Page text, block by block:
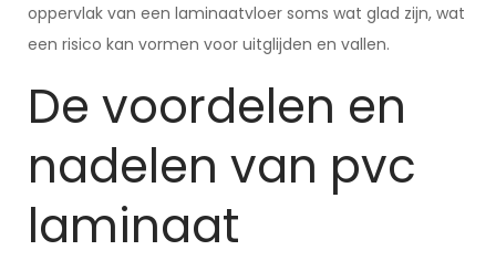
oppervlak van een laminaatvloer soms wat glad zijn, wat
een risico kan vormen voor uitglijden en vallen.
De voordelen en
nadelen van pvc
laminaat